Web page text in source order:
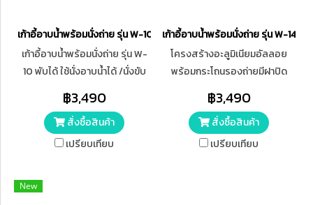
เก้าอี้อาบน้ำพร้อมนั่งถ่าย รุ่น W-10 พับได้
เก้าอี้อาบน้ำพร้อมนั่งถ่าย รุ่น W-
10 พับได้ ใช้นั่งอาบน้ำได้ /นั่งขับ
ระดับ เบาะรองนั่งพร้อมฝาปิด
฿3,490
สั่งซื้อสินค้า
เปรียบเทียบ
เก้าอี้อาบน้ำพร้อมนั่งถ่าย รุ่น W-14 ป
โครงสร้างอะลูมิเนียมอัลลอย
พร้อมกระโถนรองถ่ายมีฝาปิด
เบาะนั่งผลิตจากพลาสติก PVC
ชนิดแข็ง ทนทานต่อการใช้งาน
฿3,490
สั่งซื้อสินค้า
เปรียบเทียบ
New